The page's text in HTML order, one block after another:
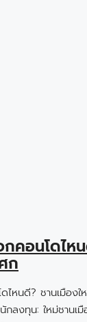
คอนโดไห
ก
ไหนดี? ชานเมือง
ลงทุน: ใหม่ชานเ